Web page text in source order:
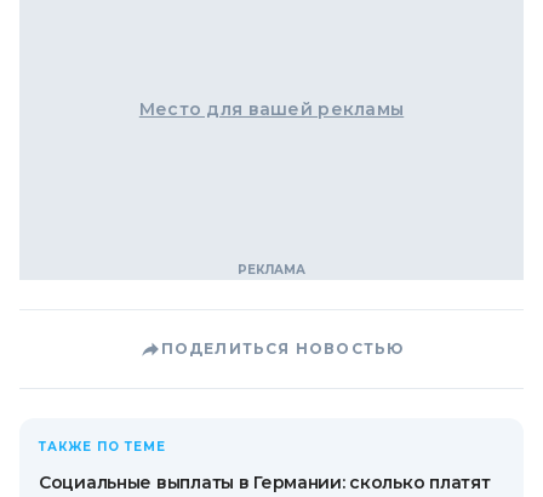
Место для вашей рекламы
ПОДЕЛИТЬСЯ НОВОСТЬЮ
ТАКЖЕ ПО ТЕМЕ
Социальные выплаты в Германии: сколько платят